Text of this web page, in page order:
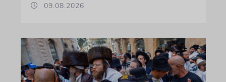
09.08.2026